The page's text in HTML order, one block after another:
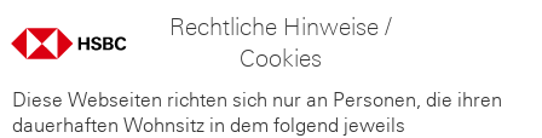
Rechtliche Hinweise /
Cookies
Diese Webseiten richten sich nur an Personen, die ihren
dauerhaften Wohnsitz in dem folgend jeweils